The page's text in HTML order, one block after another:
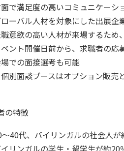
で満足度の高いコミュニケーシ
ーバル人材を対象にした出展企
意欲の高い人材が来場するため
ント開催日前から、求職者の応
での面接選考も可能
別面談ブースはオプション販売
の特徴
～40代、バイリンガルの社会人が
リンガルの学生・留学生が約20